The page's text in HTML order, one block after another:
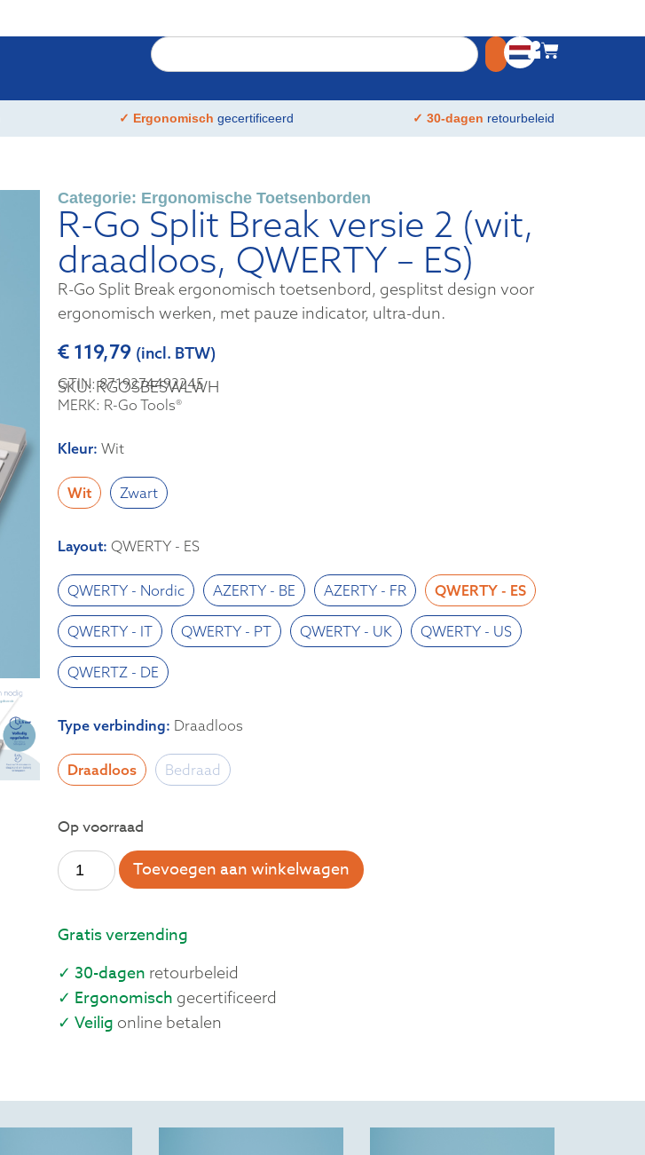
✓ Ergonomisch gecertificeerd ✓ 30-dagen retourbeleid
Categorie: Ergonomische Toetsenborden
R-Go Split Break versie 2 (wit,
draadloos, QWERTY – ES)
R-Go Split Break ergonomisch toetsenbord, gesplitst design voor
ergonomisch werken, met pauze indicator, ultra-dun.
€ 119,79 (incl. BTW)
SKU: RGOSBESWLWH
GTIN: 8719274492245
MERK: R-Go Tools®
Kleur: Wit
Wit Zwart
Layout: QWERTY - ES
QWERTY - Nordic AZERTY - BE AZERTY - FR QWERTY - ES
QWERTY - IT QWERTY - PT QWERTY - UK QWERTY - US
QWERTZ - DE
Type verbinding: Draadloos
Draadloos Bedraad
Op voorraad
Toevoegen aan winkelwagen
Gratis verzending
✓ 30-dagen retourbeleid
✓ Ergonomisch gecertificeerd
✓ Veilig online betalen